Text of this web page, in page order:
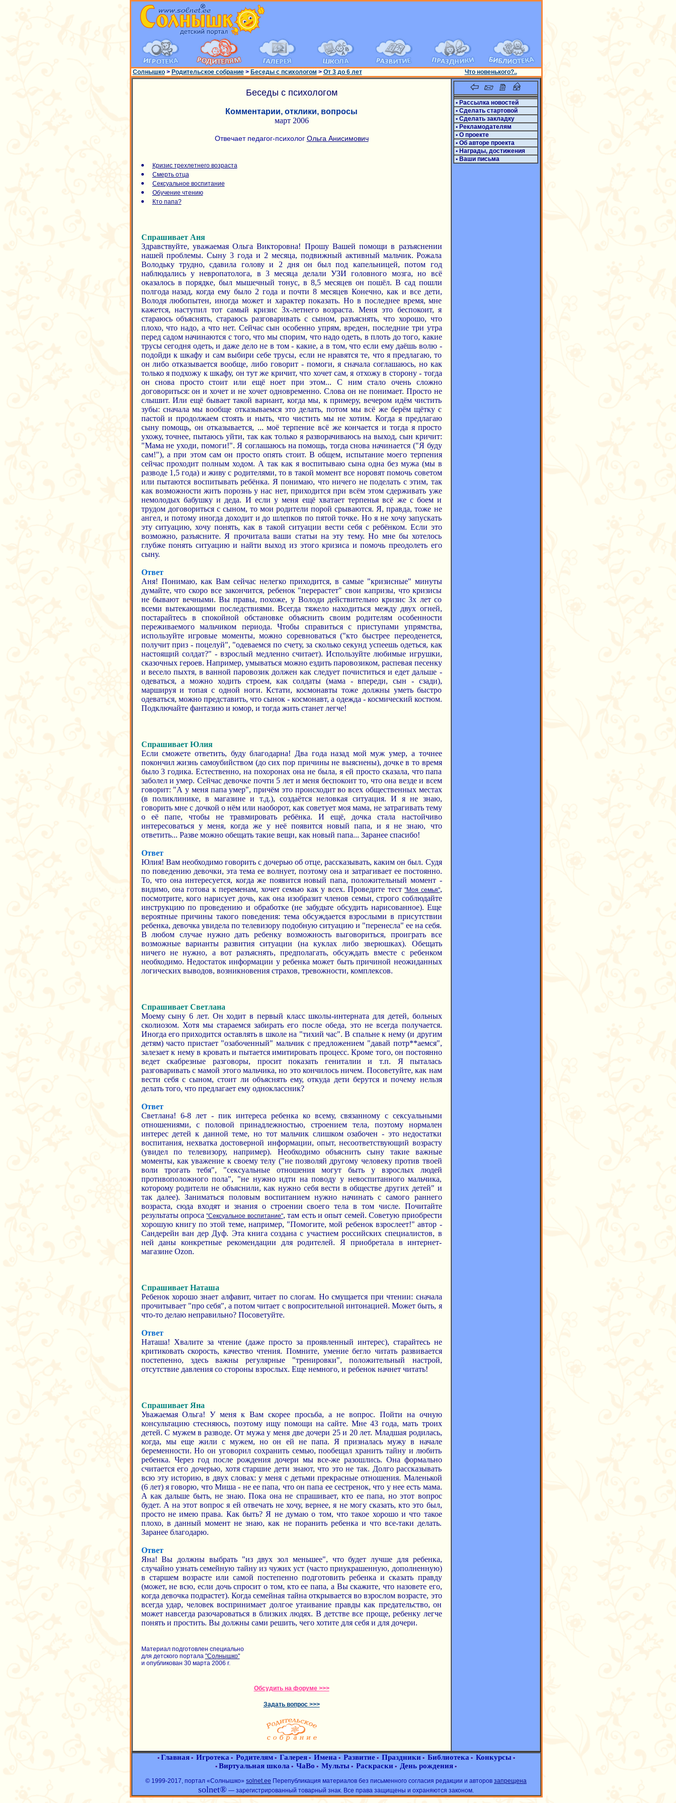
Солнышко> Родительское собрание> Беседы с психологом > От 3 до 6 лет Что новенького?..
Беседы с психологом
Комментарии, отклики, вопросы
март 2006
Отвечает педагог-психолог Ольга Анисимович
Кризис трехлетнего возраста
Смерть отца
Cексуальное воспитание
Обучение чтению
Кто папа?
Спрашивает Аня
Здравствуйте, уважаемая Ольга Викторовна! Прошу Вашей помощи в разъяснении
нашей проблемы. Сыну 3 года и 2 месяца, подвижный активный мальчик. Рожала
Володьку трудно, сдавила голову и 2 дня он был под капельницей, потом год
наблюдались у невропатолога, в 3 месяца делали УЗИ головного мозга, но всё
оказалось в порядке, был мышечный тонус, в 8,5 месяцев он пошёл. В сад пошли
полгода назад, когда ему было 2 года и почти 8 месяцев Конечно, как и все дети,
Володя любопытен, иногда может и характер показать. Но в последнее время, мне
кажется, наступил тот самый кризис 3х-летнего возраста. Меня это беспокоит, я
стараюсь объяснять, стараюсь разговаривать с сыном, разъяснять, что хорошо, что
плохо, что надо, а что нет. Сейчас сын особенно упрям, вреден, последние три утра
перед садом начинаются с того, что мы спорим, что надо одеть, в плоть до того, какие
трусы сегодня одеть, и даже дело не в том - какие, а в том, что если ему даёшь волю -
подойди к шкафу и сам выбири себе трусы, если не нравятся те, что я предлагаю, то
он либо отказывается вообще, либо говорит - помоги, я сначала соглашаюсь, но как
только я подхожу к шкафу, он тут же кричит, что хочет сам, я отхожу в сторону - тогда
он снова просто стоит или ещё ноет при этом... С ним стало очень сложно
договориться: он и хочет и не хочет одновременно. Слова он не понимает. Просто не
слышит. Или ещё бывает такой вариант, когда мы, к примеру, вечером идём чистить
зубы: сначала мы вообще отказываемся это делать, потом мы всё же берём щётку с
пастой и продолжаем стоять и ныть, что чистить мы не хотим. Когда я предлагаю
сыну помощь, он отказывается, ... моё терпение всё же кончается и тогда я просто
ухожу, точнее, пытаюсь уйти, так как только я разворачиваюсь на выход, сын кричит:
"Мама не уходи, помоги!". Я соглашаюсь на помощь, тогда снова начинается ("Я буду
сам!"), а при этом сам он просто опять стоит. В общем, испытание моего терпения
сейчас проходит полным ходом. А так как я воспитываю сына одна без мужа (мы в
разводе 1,5 года) и живу с родителями, то в такой момент все норовят помочь советом
или пытаются воспитывать ребёнка. Я понимаю, что ничего не поделать с этим, так
как возможности жить порознь у нас нет, приходится при всём этом сдерживать уже
немолодых бабушку и деда. И если у меня ещё хватает терпенья всё же с боем и
трудом договориться с сыном, то мои родители порой срываются. Я, правда, тоже не
ангел, и потому иногда доходит и до шлепков по пятой точке. Но я не хочу запускать
эту ситуацию, хочу понять, как в такой ситуации вести себя с ребёнком. Если это
возможно, разъясните. Я прочитала ваши статьи на эту тему. Но мне бы хотелось
глубже понять ситуацию и найти выход из этого кризиса и помочь преодолеть его
сыну.
Ответ
Аня! Понимаю, как Вам сейчас нелегко приходится, в самые "кризисные" минуты
думайте, что скоро все закончится, ребенок "перерастет" свои капризы, что кризисы
не бывают вечными. Вы правы, похоже, у Володи действительно кризис 3х лет со
всеми вытекающими последствиями. Всегда тяжело находиться между двух огней,
постарайтесь в спокойной обстановке объяснить своим родителям особенности
переживаемого мальчиком периода. Чтобы справиться с приступами упрямства,
используйте игровые моменты, можно соревноваться ("кто быстрее переоденется,
получит приз - поцелуй", "одеваемся по счету, за сколько секунд успеешь одеться, как
настоящий солдат?" - взрослый медленно считает). Используйте любимые игрушки,
сказочных героев. Например, умываться можно ездить паровозиком, распевая песенку
и весело пыхтя, в ванной паровозик должен как следует почиститься и едет дальше -
одеваться, а можно ходить строем, как солдаты (мама - впереди, сын - сзади),
маршируя и топая с одной ноги. Кстати, космонавты тоже должны уметь быстро
одеваться, можно представить, что сынок - космонавт, а одежда - космический костюм.
Подключайте фантазию и юмор, и тогда жить станет легче!
Спрашивает Юлия
Если сможете ответить, буду благодарна! Два года назад мой муж умер, а точнее
покончил жизнь самоубийством (до сих пор причины не выяснены), дочке в то время
было 3 годика. Естественно, на похоронах она не была, я ей просто сказала, что папа
заболел и умер. Сейчас девочке почти 5 лет и меня беспокоит то, что она везде и всем
говорит: "А у меня папа умер", причём это происходит во всех общественных местах
(в поликлинике, в магазине и т.д.), создаётся неловкая ситуация. И я не знаю,
говорить мне с дочкой о нём или наоборот, как советует моя мама, не затрагивать тему
о её папе, чтобы не травмировать ребёнка. И ещё, дочка стала настойчиво
интересоваться у меня, когда же у неё появится новый папа, и я не знаю, что
ответить... Разве можно обещать такие вещи, как новый папа... Заранее спасибо!
Ответ
Юлия! Вам необходимо говорить с дочерью об отце, рассказывать, каким он был. Судя
по поведению девочки, эта тема ее волнует, поэтому она и затрагивает ее постоянно.
То, что она интересуется, когда же появится новый папа, положительный момент -
видимо, она готова к переменам, хочет семью как у всех. Проведите тест"Моя семья",
посмотрите, кого нарисует дочь, как она изобразит членов семьи, строго соблюдайте
инструкцию по проведению и обработке (не забудьте обсудить нарисованное). Еще
вероятные причины такого поведения: тема обсуждается взрослыми в присутствии
ребенка, девочка увидела по телевизору подобную ситуацию и "перенесла" ее на себя.
В любом случае нужно дать ребенку возможность выговориться, проиграть все
возможные варианты развития ситуации (на куклах либо зверюшках). Обещать
ничего не нужно, а вот разъяснять, предполагать, обсуждать вместе с ребенком
необходимо. Недостаток информации у ребенка может быть причиной неожиданных
логических выводов, возникновения страхов, тревожности, комплексов.
Спрашивает Светлана
Моему сыну 6 лет. Он ходит в первый класс школы-интерната для детей, больных
сколиозом. Хотя мы стараемся забирать его после обеда, это не всегда получается.
Иногда его приходится оставлять в школе на "тихий час". В спальне к нему (и другим
детям) часто пристает "озабоченный" мальчик с предложением "давай потр**аемся",
залезает к нему в кровать и пытается имитировать процесс. Кроме того, он постоянно
ведет скабрезные разговоры, просит показать гениталии и т.п. Я пыталась
разговаривать с мамой этого мальчика, но это кончилось ничем. Посоветуйте, как нам
вести себя с сыном, стоит ли объяснять ему, откуда дети берутся и почему нельзя
делать того, что предлагает ему одноклассник?
Ответ
Светлана! 6-8 лет - пик интереса ребенка ко всему, связанному с сексуальными
отношениями, с половой принадлежностью, строением тела, поэтому нормален
интерес детей к данной теме, но тот мальчик слишком озабочен - это недостатки
воспитания, нехватка достоверной информации, опыт, несоответствующий возрасту
(увидел по телевизору, например). Необходимо объяснить сыну такие важные
моменты, как уважение к своему телу ("не позволяй другому человеку против твоей
воли трогать тебя", "сексуальные отношения могут быть у взрослых людей
противоположного пола", "не нужно идти на поводу у невоспитанного мальчика,
которому родители не объяснили, как нужно себя вести в обществе других детей" и
так далее). Заниматься половым воспитанием нужно начинать с самого раннего
возраста, сюда входят и знания о строении своего тела в том числе. Почитайте
результаты опроса"Сексуальное воспитание", там есть и опыт семей. Советую приобрести
хорошую книгу по этой теме, например, "Помогите, мой ребенок взрослеет!" автор -
Сандерейн ван дер Дуф. Эта книга создана с участием российских специалистов, в
ней даны конкретные рекомендации для родителей. Я приобретала в интернет-
магазине Ozon.
Спрашивает Наташа
Ребенок хорошо знает алфавит, читает по слогам. Но смущается при чтении: сначала
прочитывает "про себя", а потом читает с вопросительной интонацией. Может быть, я
что-то делаю неправильно? Посоветуйте.
Ответ
Наташа! Хвалите за чтение (даже просто за проявленный интерес), старайтесь не
критиковать скорость, качество чтения. Помните, умение бегло читать развивается
постепенно, здесь важны регулярные "тренировки", положительный настрой,
отсутствие давления со стороны взрослых. Еще немного, и ребенок начнет читать!
Спрашивает Яна
Уважаемая Ольга! У меня к Вам скорее просьба, а не вопрос. Пойти на очную
консультацию стесняюсь, поэтому ищу помощи на сайте. Мне 43 года, мать троих
детей. С мужем в разводе. От мужа у меня две дочери 25 и 20 лет. Младшая родилась,
когда, мы еще жили с мужем, но он ей не папа. Я призналась мужу в начале
беременности. Но он уговорил сохранить семью, пообещал хранить тайну и любить
ребенка. Через год после рождения дочери мы все-же разошлись. Она формально
считается его дочерью, хотя старшие дети знают, что это не так. Долго рассказывать
всю эту историю, в двух словах: у меня с детьми прекрасные отношения. Маленькой
(6 лет) я говорю, что Миша - не ее папа, что он папа ее сестренок, что у нее есть мама.
А как дальше быть, не знаю. Пока она не спрашивает, кто ее папа, но этот вопрос
будет. А на этот вопрос я ей отвечать не хочу, вернее, я не могу сказать, кто это был,
просто не имею права. Как быть? Я не думаю о том, что такое хорошо и что такое
плохо, в данный момент не знаю, как не поранить ребенка и что все-таки делать.
Заранее благодарю.
Ответ
Яна! Вы должны выбрать "из двух зол меньшее", что будет лучше для ребенка,
случайно узнать семейную тайну из чужих уст (часто приукрашенную, дополненную)
в старшем возрасте или самой постепенно подготовить ребенка и сказать правду
(может, не всю, если дочь спросит о том, кто ее папа, а Вы скажите, что назовете его,
когда девочка подрастет). Когда семейная тайна открывается во взрослом возрасте, это
всегда удар, человек воспринимает долгое утаивание правды как предательство, он
может навсегда разочароваться в близких людях. В детстве все проще, ребенку легче
понять и простить. Вы должны сами решить, чего хотите для себя и для дочери.
Материал подготовлен специально
для детского портала "Солнышко"
и опубликован 30 марта 2006 г.
Обсудить на форуме >>>
Задать вопрос >>>
• Рассылка новостей
• Сделать стартовой
• Сделать закладку
• Рекламодателям
• О проекте
• Об авторе проекта
• Награды, достижения
• Ваши письма
• Главная• Игротека• Родителям• Галерея• Имена• Развитие• Праздники • Библиотека• Конкурсы•
• Виртуальная школа • ЧаВо • Мульты • Раскраски • День рождения •
© 1999-2017, портал «Солнышко» solnet.ee Перепубликация материалов без письменного согласия редакции и авторов запрещена
solnet® — зарегистрированный товарный знак. Все права защищены и охраняются законом.